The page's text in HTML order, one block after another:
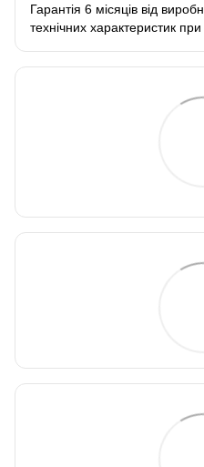
Гарантія 6 місяців від
технічних характеристик при